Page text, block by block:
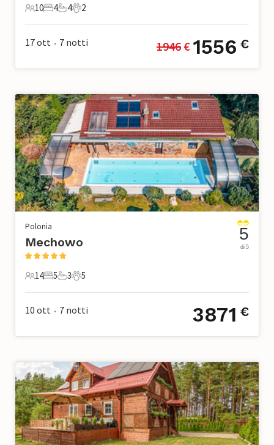
10 Ospiti
10
4 Camere da letto
4
4 Bagni
4
2 Animali domestici
2
17 ott • 7 notti 1946 € 1556 €
Polonia
Mechowo
14 Ospiti
14
5 Camere da letto
5
3 Bagni
3
5 Animali domestici
5
5
di 5
10 ott • 7 notti 3871 €